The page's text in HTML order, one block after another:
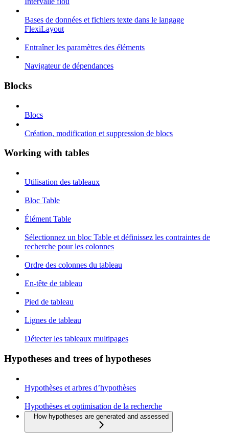
Bases de données et fichiers texte dans le langage
FlexiLayout
Entraîner les paramètres des éléments
Navigateur de dépendances
Blocks
Blocs
Création, modification et suppression de blocs
Working with tables
Utilisation des tableaux
Bloc Table
Élément Table
Sélectionnez un bloc Table et définissez les contraintes de
recherche pour les colonnes
Ordre des colonnes du tableau
En-tête de tableau
Pied de tableau
Lignes de tableau
Détecter les tableaux multipages
Hypotheses and trees of hypotheses
Hypothèses et arbres d’hypothèses
Hypothèses et optimisation de la recherche
How hypotheses are generated and assessed